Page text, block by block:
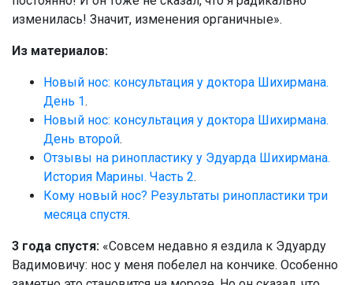
изменилась! Значит, изменения органичные».
Из материалов:
Новый нос: консультация у доктора Шихирмана.
День 1.
Новый нос: консультация у доктора Шихирмана.
День второй.
Отзывы на ринопластику у Эдуарда Шихирмана.
История Марины. Часть 2.
Кому новый нос? Результаты ринопластики три
месяца спустя.
3 года спустя: «Совсем недавно я ездила к Эдуарду
Вадимовичу: нос у меня побелел на кончике. Особенно